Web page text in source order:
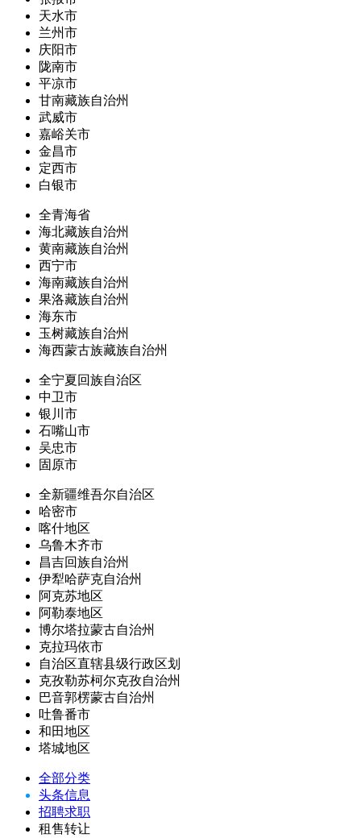
天水市
兰州市
庆阳市
陇南市
平凉市
甘南藏族自治州
武威市
嘉峪关市
金昌市
定西市
白银市
全青海省
海北藏族自治州
黄南藏族自治州
西宁市
海南藏族自治州
果洛藏族自治州
海东市
玉树藏族自治州
海西蒙古族藏族自治州
全宁夏回族自治区
中卫市
银川市
石嘴山市
吴忠市
固原市
全新疆维吾尔自治区
哈密市
喀什地区
乌鲁木齐市
昌吉回族自治州
伊犁哈萨克自治州
阿克苏地区
阿勒泰地区
博尔塔拉蒙古自治州
克拉玛依市
自治区直辖县级行政区划
克孜勒苏柯尔克孜自治州
巴音郭楞蒙古自治州
吐鲁番市
和田地区
塔城地区
全部分类
头条信息
招聘求职
租售转让